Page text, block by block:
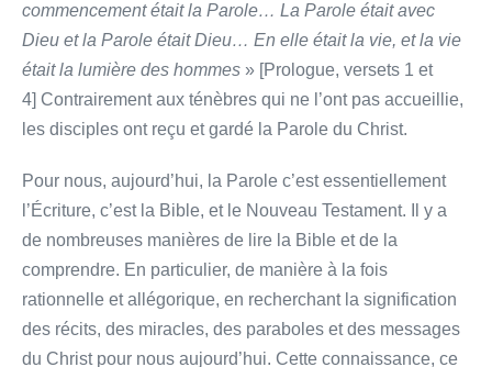
commencement était la Parole… La Parole était avec
Dieu et la Parole était Dieu… En elle était la vie, et la vie
était la lumière des hommes » [Prologue, versets 1 et
4] Contrairement aux ténèbres qui ne l’ont pas accueillie,
les disciples ont reçu et gardé la Parole du Christ.
Pour nous, aujourd’hui, la Parole c’est essentiellement
l’Écriture, c’est la Bible, et le Nouveau Testament. Il y a
de nombreuses manières de lire la Bible et de la
comprendre. En particulier, de manière à la fois
rationnelle et allégorique, en recherchant la signification
des récits, des miracles, des paraboles et des messages
du Christ pour nous aujourd’hui. Cette connaissance, ce